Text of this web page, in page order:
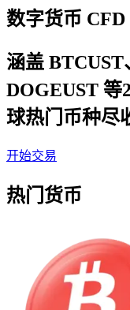
数字货币 CFD
涵盖 BTCUST
DOGEUST 等
球热门币种尽
开始交易
热门货币